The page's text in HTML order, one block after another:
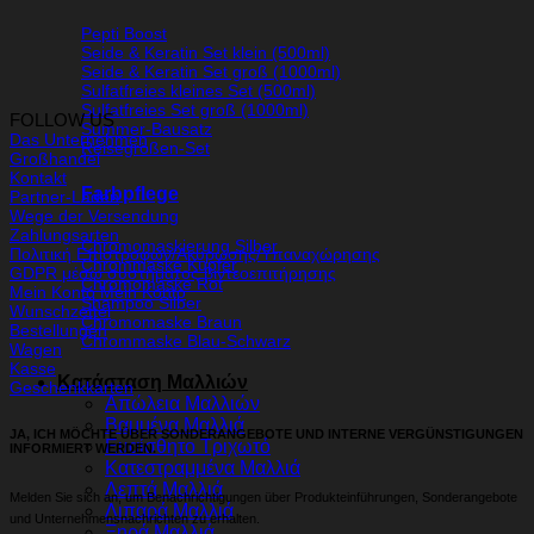
Pepti Boost
Seide & Keratin Set klein (500ml)
Seide & Keratin Set groß (1000ml)
Sulfatfreies kleines Set (500ml)
Sulfatfreies Set groß (1000ml)
Summer-Bausatz
Reisegrößen-Set
Farbpflege
Chromomaskierung Silber
Chrommaske Kupfer
Chromomaske Rot
Shampoo Silber
Chromomaske Braun
Chrommaske Blau-Schwarz
Κατάσταση Μαλλιών
Απώλεια Μαλλιών
Βαμμένα Μαλλιά
Ευαίσθητο Τριχωτό
Κατεστραμμένα Μαλλιά
Λεπτά Μαλλιά
Λιπαρά Μαλλιά
FOLLOW US
Das Unternehmen
Großhandel
Kontakt
Partner-Läden
Wege der Versendung
Zahlungsarten
Πολιτική Επιστροφών/Ακύρωσης/Υπαναχώρησης
GDPR μέσω συστήματος βιντεοεπιτήρησης
Mein Konto Mein Konto
Wunschzettel
Bestellungen
Wagen
Kasse
Geschenkkarten
JA, ICH MÖCHTE ÜBER SONDERANGEBOTE UND INTERNE VERGÜNSTIGUNGEN
INFORMIERT WERDEN.
Melden Sie sich an, um Benachrichtigungen über Produkteinführungen, Sonderangebote
und Unternehmensnachrichten zu erhalten.